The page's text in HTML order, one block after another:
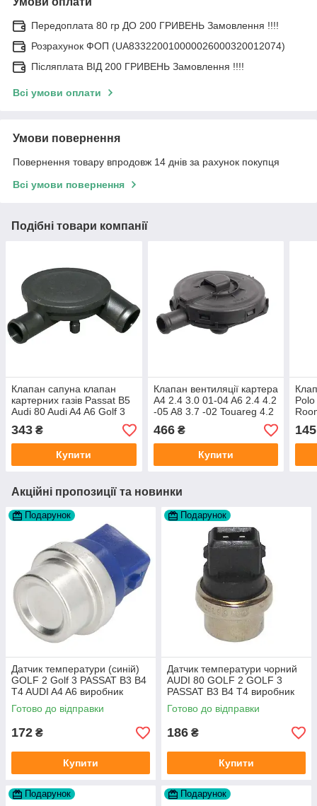
Передоплата 80 гр ДО 200 ГРИВЕНЬ Замовлення !!!!
Розрахунок ФОП (UA833220010000026000320012074)
Післяплата ВІД 200 ГРИВЕНЬ Замовлення !!!!
Всі умови оплати
Умови повернення
Повернення товару впродовж 14 днів за рахунок покупця
Всі умови повернення
Подібні товари компанії
Клапан сапуна клапан
картерних газів Passat B5
Audi 80 Audi A4 A6 Golf 3
AFN 1Y AAZ 1Z AFF AEY
AAZ AHB AHU
343 ₴
Купити
Клапан вентиляції картера
A4 2.4 3.0 01-04 A6 2.4 4.2
-05 A8 3.7 -02 Touareg 4.2
02-06
466₴
Купити
1.4
145
Акційні пропозиції та новинки
Подарунок
Датчик температури (синій)
GOLF 2 Golf 3 PASSAT B3 B4
T4 AUDI A4 A6 виробник
Topran Німеччина
Готово до відправки
172 ₴
Купити
Подарунок
Датчик температури чорний
AUDI 80 GOLF 2 GOLF 3
PASSAT B3 B4 T4 виробник
TOPRAN Німеччина
Готово до відправки
186 ₴
Купити
Подарунок Подарунок